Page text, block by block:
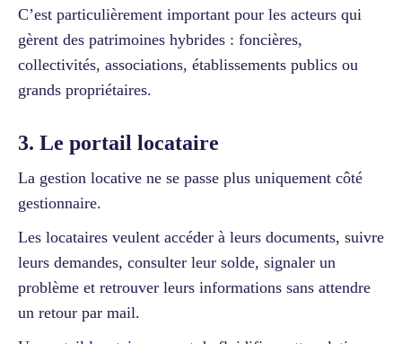
C’est particulièrement important pour les acteurs qui
gèrent des patrimoines hybrides : foncières,
collectivités, associations, établissements publics ou
grands propriétaires.
3. Le portail locataire
La gestion locative ne se passe plus uniquement côté
gestionnaire.
Les locataires veulent accéder à leurs documents, suivre
leurs demandes, consulter leur solde, signaler un
problème et retrouver leurs informations sans attendre
un retour par mail.